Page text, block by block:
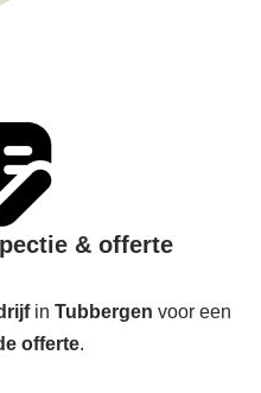
& offerte
in Tubbergen voor een
offerte.